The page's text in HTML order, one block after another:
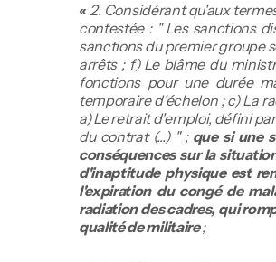
«2. Considérant qu'aux
contestée : " Les sanctions
sanctions du premier groupe
arrêts ; f) Le blâme du
fonctions pour une durée
temporaire d'échelon ; c) La
a) Le retrait d'emploi, défini
du contrat (...) " ; que si une
conséquences sur la
d'inaptitude physique est
l'expiration du congé de
radiation des cadres, qui
qualité de militaire;